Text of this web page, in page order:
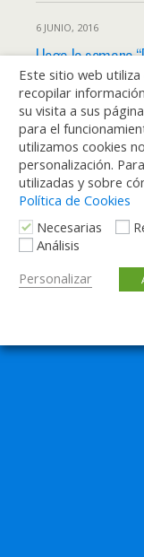
6 JUNIO, 2016
Llega la semana
1 RESPUESTA
Móvil
Este sitio web
recopilar
su visita a sus
para el
utilizamos cookies
personalización.
utilizadas y sobre
Política de Cookies
Necesarias
Análisis
Personalizar